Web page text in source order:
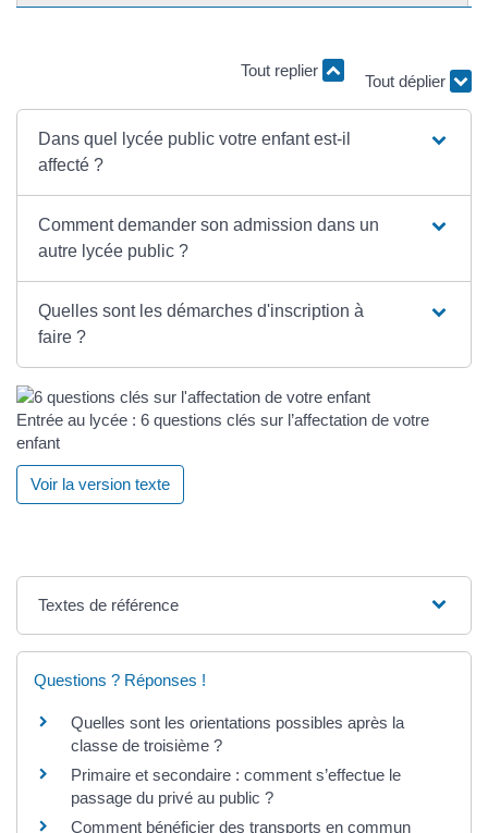
Tout replier Tout déplier
Dans quel lycée public votre enfant est-il
affecté ?
Comment demander son admission dans un
autre lycée public ?
Quelles sont les démarches d'inscription à
faire ?
Entrée au lycée : 6 questions clés sur l’affectation de votre
enfant
Voir la version texte
Textes de référence
Questions ? Réponses !
Quelles sont les orientations possibles après la
classe de troisième ?
Primaire et secondaire : comment s’effectue le
passage du privé au public ?
Comment bénéficier des transports en commun